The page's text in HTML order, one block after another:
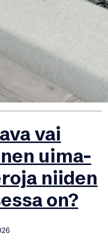
vai
uima-
niiden
on?